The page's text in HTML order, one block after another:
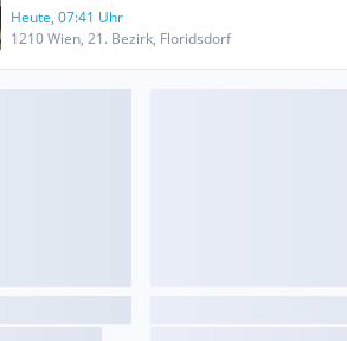
Heute, 07:41 Uhr
1210 Wien, 21. Bezirk, Floridsdorf